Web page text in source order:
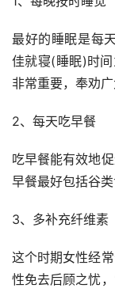
最好的睡眠是每
佳就寝(睡眠)时
非常重要，奉劝
2、每天吃早餐
吃早餐能有效地
早餐最好包括谷类
3、多补充纤维素
这个时期女性经
性免去后顾之忧